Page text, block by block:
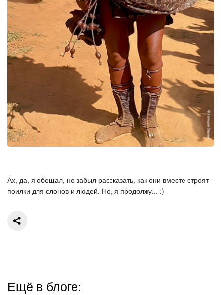
Ах, да, я обещал, но забыл рассказать, как они вместе строят
поилки для слонов и людей. Но, я продолжу... :)
Ещё в блоге: